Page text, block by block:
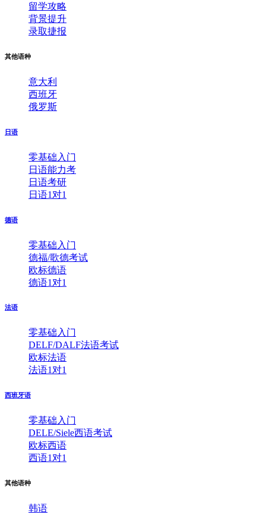
留学攻略
背景提升
录取捷报
其他语种
意大利
西班牙
俄罗斯
日语
零基础入门
日语能力考
日语考研
日语1对1
德语
零基础入门
德福/歌德考试
欧标德语
德语1对1
法语
零基础入门
DELF/DALF法语考试
欧标法语
法语1对1
西班牙语
零基础入门
DELE/Siele西语考试
欧标西语
西语1对1
其他语种
韩语